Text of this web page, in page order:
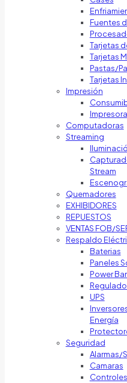
Fuentes
Tarjetas
Tarjetas
Pastas/
Tarjetas
Impresión
Computadoras
Streaming
Stream
Quemadores
EXHIBIDORES
REPUESTOS
VENTAS FOB/
Respaldo
Baterias
Paneles
Power
UPS
Energía
Seguridad
Alarmas/
Camaras